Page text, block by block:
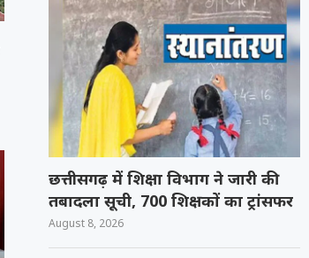
छत्तीसगढ़ में शिक्षा विभाग ने जारी की
तबादला सूची, 700 शिक्षकों का ट्रांसफर
August 8, 2026